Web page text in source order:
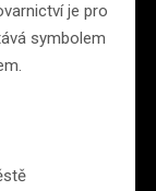
je pro
symbolem